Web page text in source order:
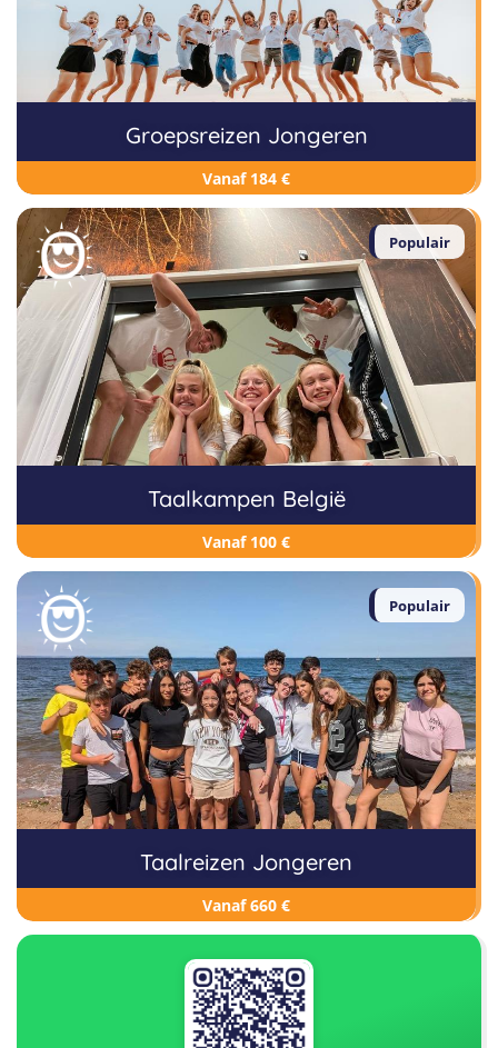
Groepsreizen Jongeren
Vanaf 184 €
Populair
Taalkampen België
Vanaf 100 €
Populair
Taalreizen Jongeren
Vanaf 660 €